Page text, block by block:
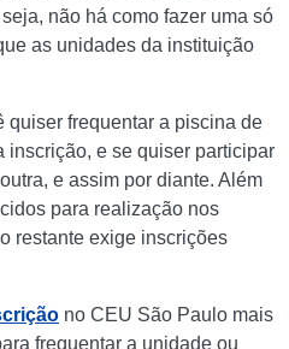
seja, não há como fazer uma só
as unidades da instituição
quiser frequentar a piscina de
inscrição, e se quiser participar
e assim por diante. Além
para realização nos
restante exige inscrições
no CEU São Paulo mais
frequentar a unidade ou